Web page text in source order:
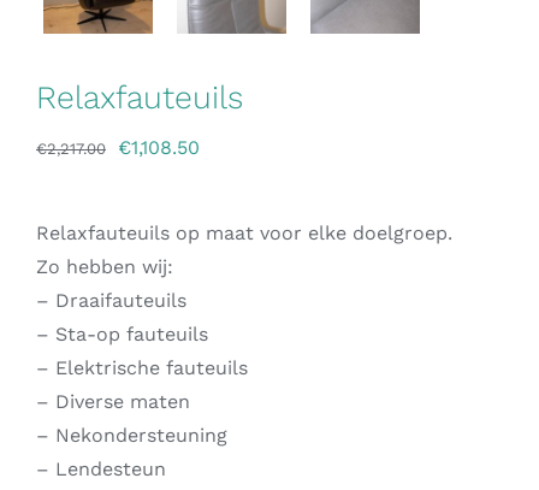
Relaxfauteuils
€2,217.00 €1,108.50
Relaxfauteuils op maat voor elke doelgroep.
Zo hebben wij:
– Draaifauteuils
– Sta-op fauteuils
– Elektrische fauteuils
– Diverse maten
– Nekondersteuning
– Lendesteun